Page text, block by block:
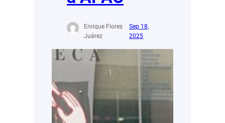
Enrique Flores
Juárez
Sep 18,
2025